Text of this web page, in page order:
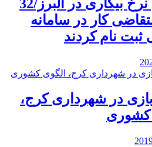
کاهش نرخ بیکاری در البرز/32
کار در سامانه
ثبت نام کردند
در شهرداری کرج،
کشوری